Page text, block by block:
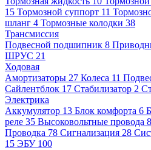
15 Тормозной суппорт 11
шланг 4 Тормозные колодки 38
Трансмиссия
Подвесной подшипник 8
ШРУС 21
Ходовая
Амортизаторы 27 Колеса 11
Сайлентблок 17 Стабилизатор 2
Электрика
Аккумулятор 13 Блок комфорта 6
реле 35 Высоковольтные провода
Проводка 78 Сигнализация 28
15 ЭБУ 100